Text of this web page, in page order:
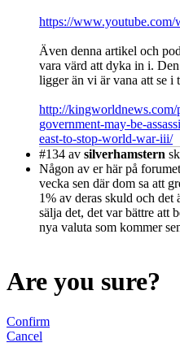
https://
Även denna artikel och
vara värd att dyka in i.
ligger än vi är vana att se i
http://kingworldnews.com/
government-may-be-
east-to-stop-world-war-iii/
#134 av silverhamstern
Någon av er här på
vecka sen där dom sa att
1% av deras skuld och det
sälja det, det var bättre att
nya valuta som kommer
Are you sure?
Confirm
Cancel